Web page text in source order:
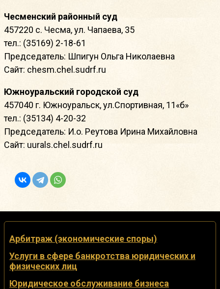
Чесменский районный суд
457220 с. Чесма, ул. Чапаева, 35
тел.: (35169) 2-18-61
Председатель: Шпигун Ольга Николаевна
Сайт: chesm.chel.sudrf.ru
Южноуральский городской суд
457040 г. Южноуральск, ул.Спортивная, 11«б»
тел.: (35134) 4-20-32
Председатель: И.о. Реутова Ирина Михайловна
Сайт: uurals.chel.sudrf.ru
Арбитраж (экономические споры)
Услуги в сфере банкротства юридических и
физических лиц
Юридическое обслуживание бизнеса